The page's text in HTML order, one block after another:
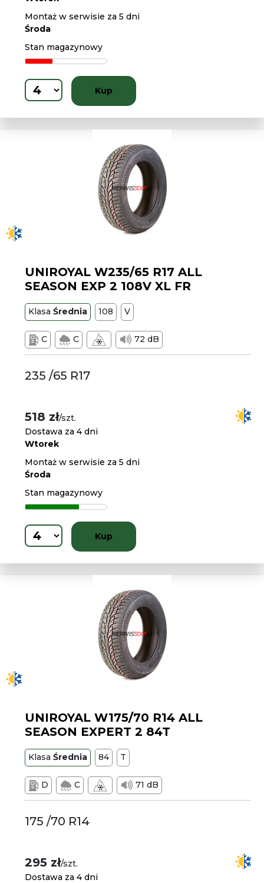
Montaż w serwisie za 5 dni
Środa
Stan magazynowy
Kup
UNIROYAL W235/65 R17 ALL
SEASON EXP 2 108V XL FR
KlasaŚrednia 108 V
C C 72 dB
235 /65 R17
518 zł/szt.
Dostawa za 4 dni
Wtorek
Montaż w serwisie za 5 dni
Środa
Stan magazynowy
Kup
UNIROYAL W175/70 R14 ALL
SEASON EXPERT 2 84T
KlasaŚrednia 84 T
D C 71 dB
175 /70 R14
295 zł/szt.
Dostawa za 4 dni